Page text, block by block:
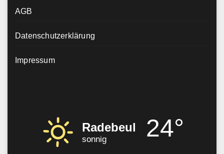
AGB
Datenschutzerklärung
Impressum
Radebeul
sonnig 24°